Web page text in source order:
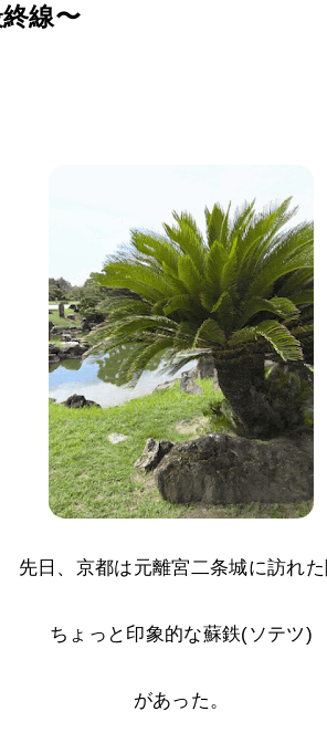
線〜
先日、京都は元離宮二条城に訪れ
ちょっと印象的な蘇鉄(ソテツ)
があった。